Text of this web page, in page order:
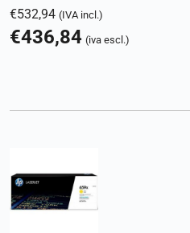
€532,94 (IVA incl.)
€436,84 (iva escl.)